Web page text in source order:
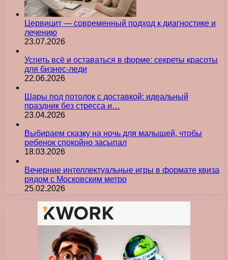
Цервицит — современный подход к диагностике и
лечению
23.07.2026
Успеть всё и оставаться в форме: секреты красоты
для бизнес-леди
22.06.2026
Шары под потолок с доставкой: идеальный
праздник без стресса и…
23.04.2026
Выбираем сказку на ночь для малышей, чтобы
ребенок спокойно засыпал
18.03.2026
Вечерние интеллектуальные игры в формате квиза
рядом с Московским метро
25.02.2026